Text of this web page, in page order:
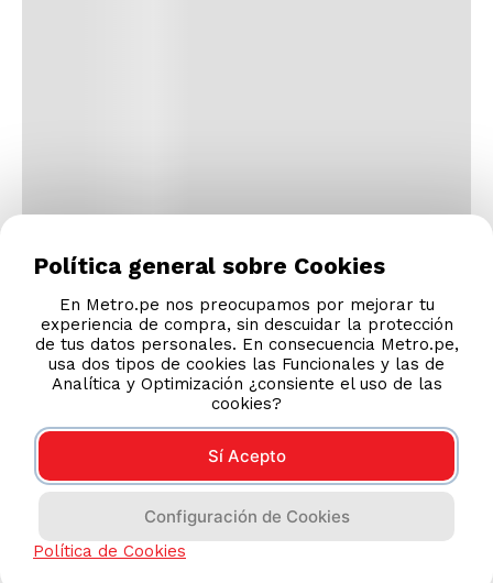
Política general sobre Cookies
En Metro.pe nos preocupamos por mejorar tu
experiencia de compra, sin descuidar la protección
de tus datos personales. En consecuencia Metro.pe,
usa dos tipos de cookies las Funcionales y las de
Analítica y Optimización ¿consiente el uso de las
cookies?
Sí Acepto
Configuración de Cookies
Política de Cookies